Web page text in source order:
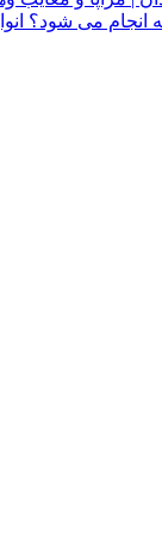
انجام می شود؟